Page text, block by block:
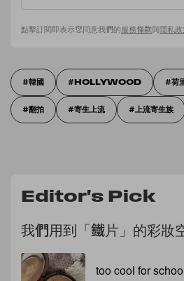
點擊訂閱即表示您同意我們的服務條款與隱私政
韓國 HOLLYWOOD 荷
翻拍 寄生上流 上流寄生族
Editor's Pick
我們用到「鐵片」的彩妝
too cool for